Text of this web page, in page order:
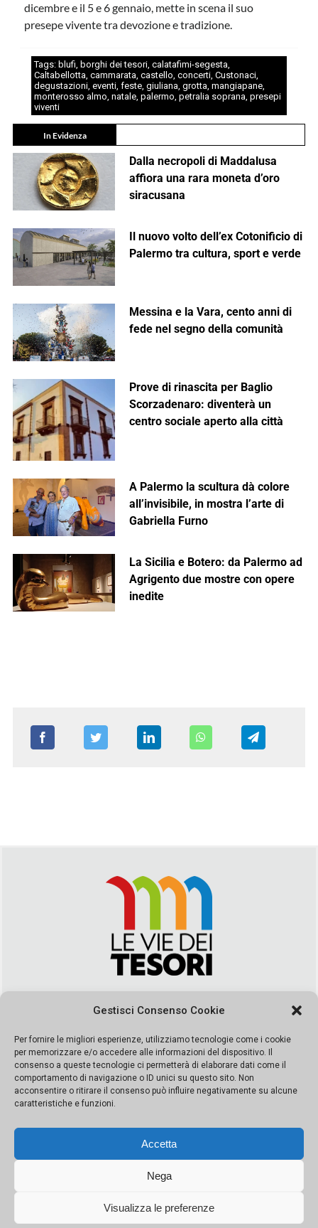
Gestisci Consenso Cookie
Per fornire le migliori esperienze, utilizziamo tecnologie come i cookie
per memorizzare e/o accedere alle informazioni del dispositivo. Il
consenso a queste tecnologie ci permetterà di elaborare dati come il
comportamento di navigazione o ID unici su questo sito. Non
acconsentire o ritirare il consenso può influire negativamente su alcune
caratteristiche e funzioni.
Accetta
Nega
Visualizza le preferenze
dicembre e il 5 e 6 gennaio, mette in scena il suo
presepe vivente tra devozione e tradizione.
Tags: blufi, borghi dei tesori, calatafimi-segesta,
Caltabellotta, cammarata, castello, concerti, Custonaci,
degustazioni, eventi, feste, giuliana, grotta, mangiapane,
monterosso almo, natale, palermo, petralia soprana, presepi
viventi
In Evidenza
Dalla necropoli di Maddalusa
affiora una rara moneta d’oro
siracusana
Il nuovo volto dell’ex Cotonificio di
Palermo tra cultura, sport e verde
Messina e la Vara, cento anni di
fede nel segno della comunità
Prove di rinascita per Baglio
Scorzadenaro: diventerà un
centro sociale aperto alla città
A Palermo la scultura dà colore
all’invisibile, in mostra l’arte di
Gabriella Furno
La Sicilia e Botero: da Palermo ad
Agrigento due mostre con opere
inedite
segreteria@leviedeitesori.it
Direttore ResponsabileMarcello Barbaro – Aut. del tribunale di
Palermo n. 19 del 2017 iscrizione al roc numero 37003 Editore
Porta Felice Srl. Sede legale: Via Libertà 93 – 90143 Palermo
Società iscritta alla Camera di Commercio di Palermo Ufficio
065228208251 Capitale 10000 euro IV
© Copyright Porta Felice | Le Vie dei Tesori. Tutti i diritti riservati |Privacy Policy